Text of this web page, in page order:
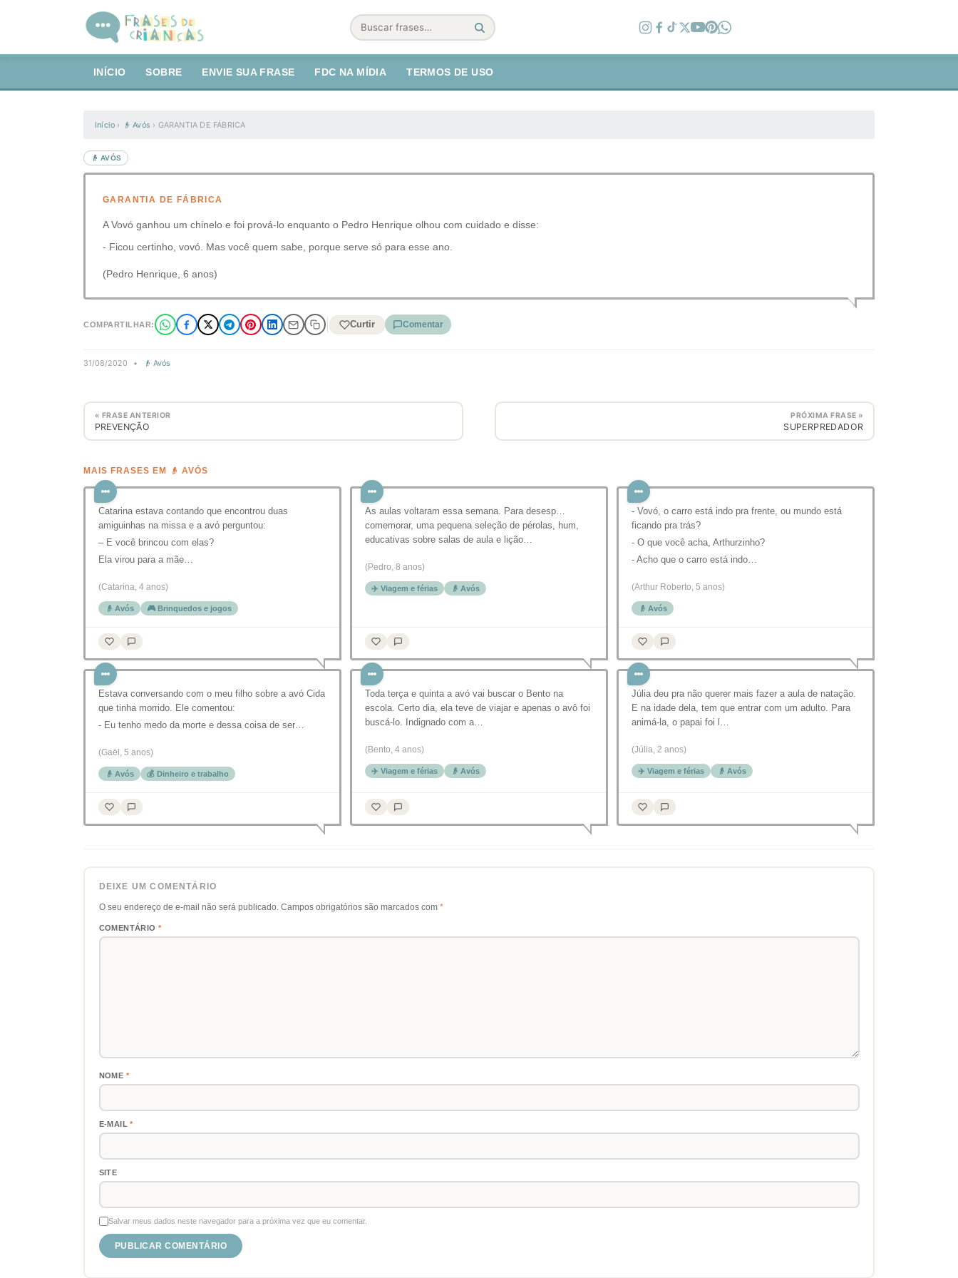
Buscar
INÍCIO SOBRE ENVIE SUA FRASE FDC NA MÍDIA TERMOS DE USO
Início › 👴 Avós › GARANTIA DE FÁBRICA
👴 AVÓS
GARANTIA DE FÁBRICA
A Vovó ganhou um chinelo e foi prová-lo enquanto o Pedro Henrique olhou com cuidado e disse:
- Ficou certinho, vovó. Mas você quem sabe, porque serve só para esse ano.
(Pedro Henrique, 6 anos)
COMPARTILHAR: Curtir Comentar
31/08/2020 • 👴 Avós
« FRASE ANTERIOR
PREVENÇÃO
PRÓXIMA FRASE »
SUPERPREDADOR
MAIS FRASES EM 👴 AVÓS
Catarina estava contando que encontrou duas
amiguinhas na missa e a avó perguntou:
– E você brincou com elas?
Ela virou para a mãe…
(Catarina, 4 anos)
👴 Avós 🎮 Brinquedos e jogos
As aulas voltaram essa semana. Para desesp…
comemorar, uma pequena seleção de pérolas, hum,
educativas sobre salas de aula e lição…
(Pedro, 8 anos)
✈️ Viagem e férias 👴 Avós
- Vovó, o carro está indo pra frente, ou mundo está
ficando pra trás?
- O que você acha, Arthurzinho?
- Acho que o carro está indo…
(Arthur Roberto, 5 anos)
👴 Avós
Estava conversando com o meu filho sobre a avó Cida
que tinha morrido. Ele comentou:
- Eu tenho medo da morte e dessa coisa de ser…
(Gaël, 5 anos)
👴 Avós 💰 Dinheiro e trabalho
Toda terça e quinta a avó vai buscar o Bento na
escola. Certo dia, ela teve de viajar e apenas o avô foi
buscá-lo. Indignado com a…
(Bento, 4 anos)
✈️ Viagem e férias 👴 Avós
Júlia deu pra não querer mais fazer a aula de natação.
E na idade dela, tem que entrar com um adulto. Para
animá-la, o papai foi l…
(Júlia, 2 anos)
✈️ Viagem e férias 👴 Avós
DEIXE UM COMENTÁRIO
O seu endereço de e-mail não será publicado. Campos obrigatórios são marcados com *
COMENTÁRIO *
NOME *
E-MAIL*
SITE
Salvar meus dados neste navegador para a próxima vez que eu comentar.